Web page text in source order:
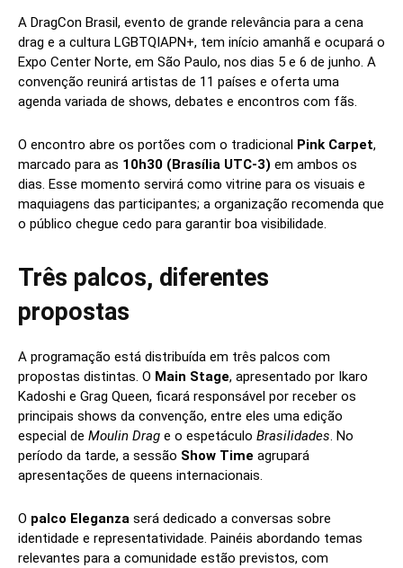
A DragCon Brasil, evento de grande relevância para a cena
drag e a cultura LGBTQIAPN+, tem início amanhã e ocupará o
Expo Center Norte, em São Paulo, nos dias 5 e 6 de junho. A
convenção reunirá artistas de 11 países e oferta uma
agenda variada de shows, debates e encontros com fãs.
O encontro abre os portões com o tradicional Pink Carpet,
marcado para as 10h30 (Brasília UTC-3) em ambos os
dias. Esse momento servirá como vitrine para os visuais e
maquiagens das participantes; a organização recomenda que
o público chegue cedo para garantir boa visibilidade.
Três palcos, diferentes
propostas
A programação está distribuída em três palcos com
propostas distintas. O Main Stage, apresentado por Ikaro
Kadoshi e Grag Queen, ficará responsável por receber os
principais shows da convenção, entre eles uma edição
especial de Moulin Drag e o espetáculo Brasilidades. No
período da tarde, a sessão Show Time agrupará
apresentações de queens internacionais.
O palco Eleganza será dedicado a conversas sobre
identidade e representatividade. Painéis abordando temas
relevantes para a comunidade estão previstos, com